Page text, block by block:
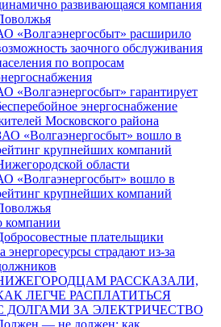
развивающаяся компания
«Волгаэнергосбыт» расширило
заочного обслуживания
по вопросам
«Волгаэнергосбыт» гарантирует
энергоснабжение
Московского района
«Волгаэнергосбыт» вошло в
крупнейших компаний
области
«Волгаэнергосбыт» вошло в
крупнейших компаний
плательщики
энергоресурсы страдают из-за
РАССКАЗАЛИ,
ЛЕГЧЕ РАСПЛАТИТЬСЯ
ДОЛГАМИ ЗА ЭЛЕКТРИЧЕСТВО